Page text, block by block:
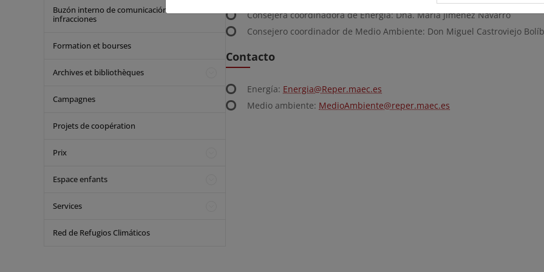
Buzón interno de comunicación de
infracciones
Formation et bourses
Archives et bibliothèques
Campagnes
Projets de coopération
Prix
Espace enfants
Services
Red de Refugios Climáticos
Consejera coordinadora de Energía: Dña. María Jiménez Navarro
Consejero coordinador de Medio Ambiente: Don Miguel Castroviejo
Contacto
Energía: Energia@Reper.maec.es
Medio ambiente: MedioAmbiente@reper.maec.es